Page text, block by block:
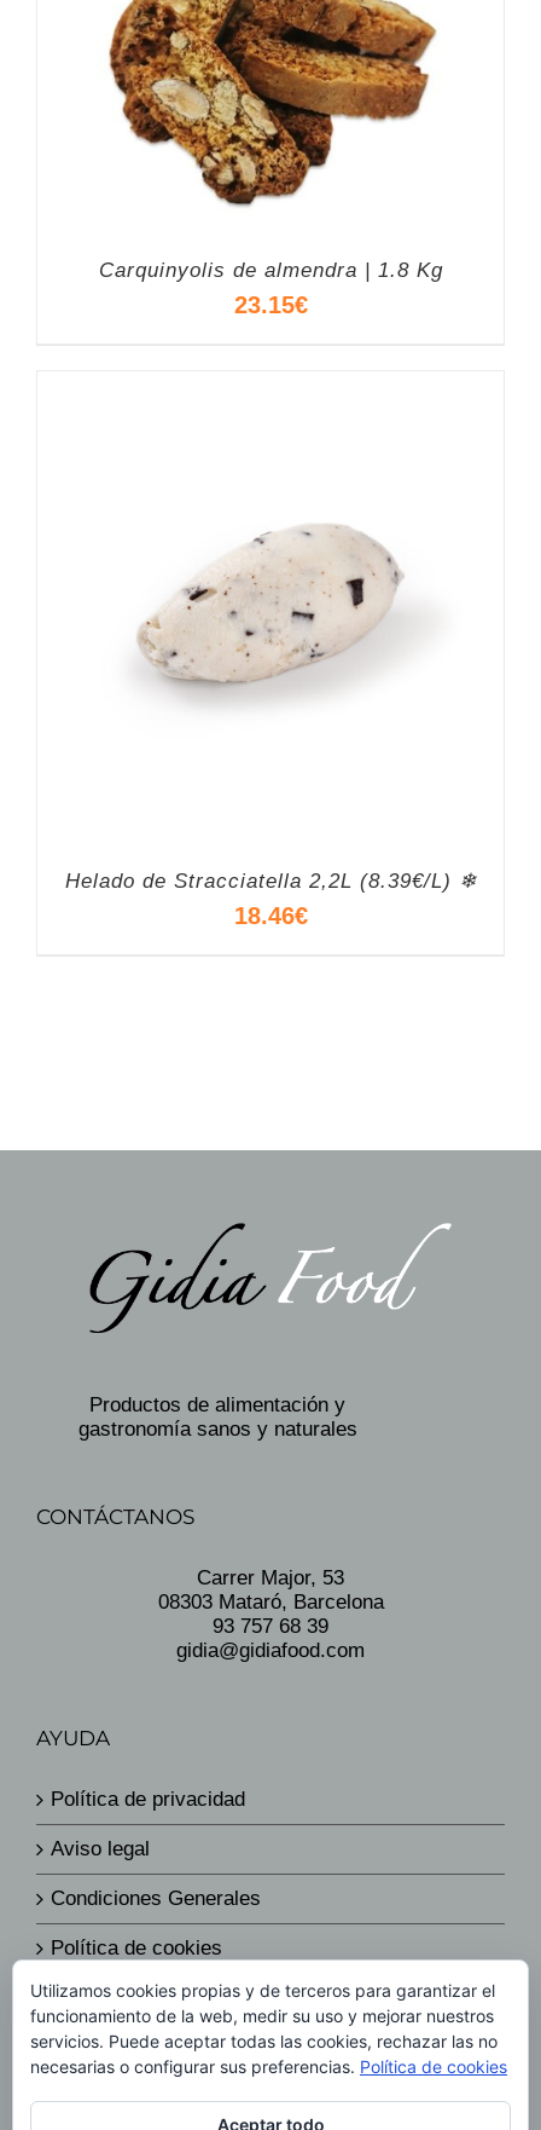
Carquinyolis de almendra | 1.8 Kg
23.15€
Helado de Stracciatella 2,2L (8.39€/L) ❄
18.46€
Productos de alimentación y
gastronomía sanos y naturales
CONTÁCTANOS
Carrer Major, 53
08303 Mataró, Barcelona
93 757 68 39
gidia@gidiafood.com
AYUDA
Política de privacidad
Aviso legal
Condiciones Generales
Política de cookies
Política de envíos y devoluciones
Política de precios
Utilizamos cookies propias y de terceros para garantizar el
funcionamiento de la web, medir su uso y mejorar nuestros
servicios. Puede aceptar todas las cookies, rechazar las no
necesarias o configurar sus preferencias. Política de cookies
Aceptar todo